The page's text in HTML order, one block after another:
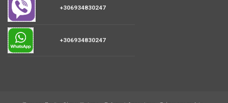
+306934830247
+306934830247